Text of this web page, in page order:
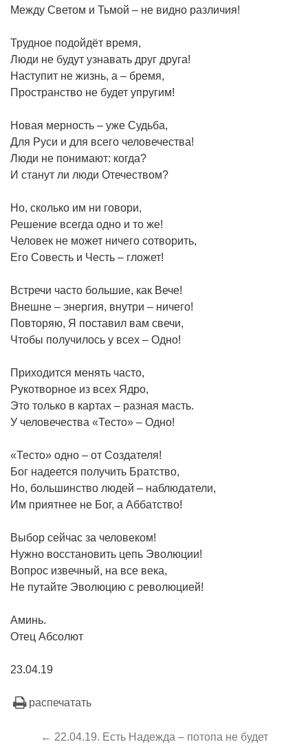
Между Светом и Тьмой – не видно различия!
Трудное подойдёт время,
Люди не будут узнавать друг друга!
Наступит не жизнь, а – бремя,
Пространство не будет упругим!
Новая мерность – уже Судьба,
Для Руси и для всего человечества!
Люди не понимают: когда?
И станут ли люди Отечеством?
Но, сколько им ни говори,
Решение всегда одно и то же!
Человек не может ничего сотворить,
Его Совесть и Честь – гложет!
Встречи часто большие, как Вече!
Внешне – энергия, внутри – ничего!
Повторяю, Я поставил вам свечи,
Чтобы получилось у всех – Одно!
Приходится менять часто,
Рукотворное из всех Ядро,
Это только в картах – разная масть.
У человечества «Тесто» – Одно!
«Тесто» одно – от Создателя!
Бог надеется получить Братство,
Но, большинство людей – наблюдатели,
Им приятнее не Бог, а Аббатство!
Выбор сейчас за человеком!
Нужно восстановить цепь Эволюции!
Вопрос извечный, на все века,
Не путайте Эволюцию с революцией!
Аминь.
Отец Абсолют
23.04.19
распечатать
← 22.04.19. Есть Надежда – потопа не будет